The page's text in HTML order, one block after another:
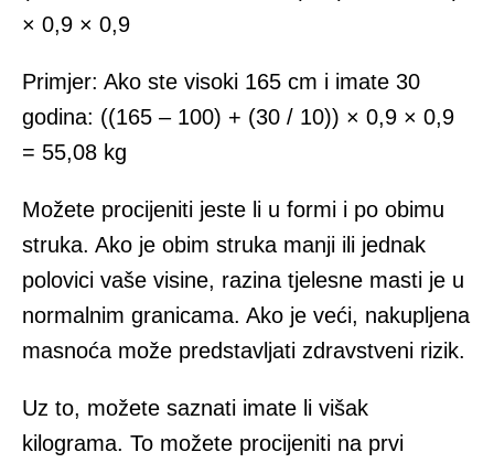
× 0,9 × 0,9
Primjer: Ako ste visoki 165 cm i imate 30
godina: ((165 – 100) + (30 / 10)) × 0,9 × 0,9
= 55,08 kg
Možete procijeniti jeste li u formi i po obimu
struka. Ako je obim struka manji ili jednak
polovici vaše visine, razina tjelesne masti je u
normalnim granicama. Ako je veći, nakupljena
masnoća može predstavljati zdravstveni rizik.
Uz to, možete saznati imate li višak
kilograma. To možete procijeniti na prvi